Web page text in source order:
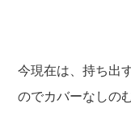
今現在は、持ち出
のでカバーなしの